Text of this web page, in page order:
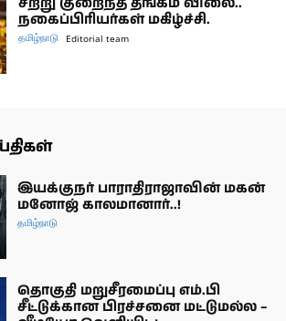
நகைப்பிரியர்கள் மகிழ்ச்சி.
தமிழ்நாடு Editorial team
இயக்குநர் பாராதிராஜாவின் மகன்
மனோஜ் காலமானார்..!
தமிழ்நாடு
தொகுதி மறுசீரமைப்பு எம்.பி
சீட்டுக்கான பிரச்சனை மட்டுமல்ல –